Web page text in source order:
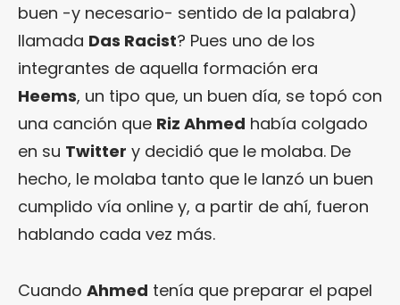
buen -y necesario- sentido de la palabra)
llamada Das Racist? Pues uno de los
integrantes de aquella formación era
Heems, un tipo que, un buen día, se topó con
una canción que Riz Ahmed había colgado
en su Twitter y decidió que le molaba. De
hecho, le molaba tanto que le lanzó un buen
cumplido vía online y, a partir de ahí, fueron
hablando cada vez más.
Cuando Ahmed tenía que preparar el papel